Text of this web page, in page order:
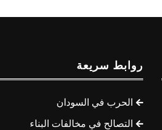
روابط سريعة
الحرب في السودان
التصالح في مخالفات البناء